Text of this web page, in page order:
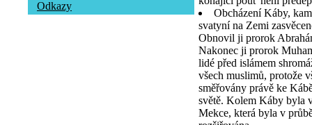
Odkazy
Obcházení Káby,
svatyní na Zemi
Obnovil ji prorok
Nakonec ji prorok
lidé před islámem
všech muslimů, protože
směřovány právě ke
světě. Kolem Káby byla
Mekce, která byla v